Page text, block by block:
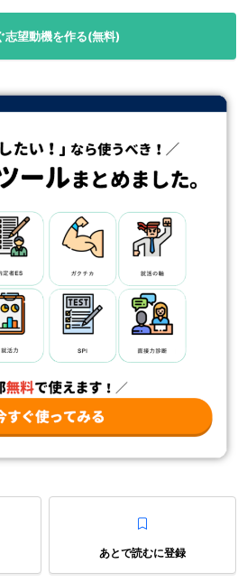
志望動機を作る(無料)
あとで読むに登録